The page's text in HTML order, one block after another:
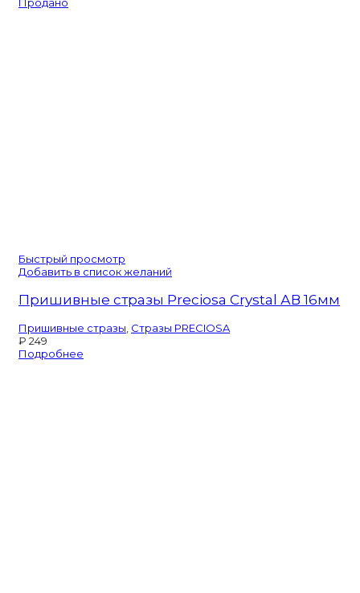
Быстрый просмотр
Добавить в список желаний
Пришивные стразы Preciosa Crystal АВ 16мм
Пришивные стразы Стразы PRECIOSA
₽ 249
Подробнее